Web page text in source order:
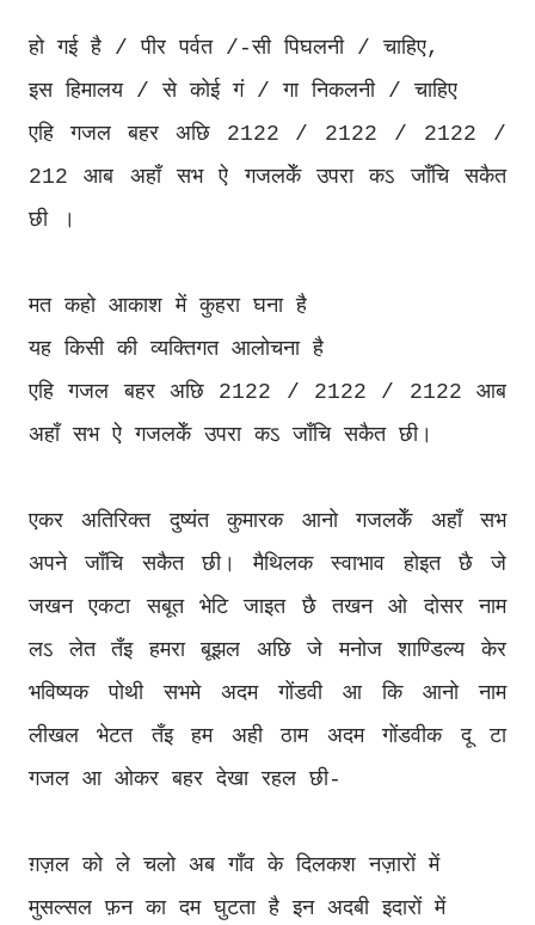
हो गई है / पीर पर्वत /-सी पिघलनी / चाहिए,
इस हिमालय / से कोई गं / गा निकलनी / चाहिए
एहि गजल बहर अछि 2122 / 2122 / 2122 /
212 आब अहाँ सभ ऐ गजलकेँ उपरा कऽ जाँचि सकैत
छी ।
मत कहो आकाश में कुहरा घना है
यह किसी की व्यक्तिगत आलोचना है
एहि गजल बहर अछि 2122 / 2122 / 2122 आब
अहाँ सभ ऐ गजलकेँ उपरा कऽ जाँचि सकैत छी।
एकर अतिरिक्त दुष्यंत कुमारक आनो गजलकेँ अहाँ सभ
अपने जाँचि सकैत छी। मैथिलक स्वाभाव होइत छै जे
जखन एकटा सबूत भेटि जाइत छै तखन ओ दोसर नाम
लऽ लेत तँइ हमरा बूझल अछि जे मनोज शाण्डिल्य केर
भविष्यक पोथी सभमे अदम गोंडवी आ कि आनो नाम
लीखल भेटत तँइ हम अही ठाम अदम गोंडवीक दू टा
गजल आ ओकर बहर देखा रहल छी-
ग़ज़ल को ले चलो अब गाँव के दिलकश नज़ारों में
मुसल्सल फ़न का दम घुटता है इन अदबी इदारों में